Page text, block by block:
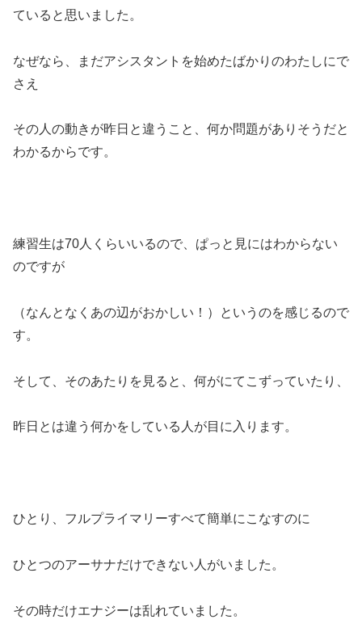
ていると思いました。
なぜなら、まだアシスタントを始めたばかりのわたしにで
さえ
その人の動きが昨日と違うこと、何か問題がありそうだと
わかるからです。
練習生は70人くらいいるので、ぱっと見にはわからない
のですが
（なんとなくあの辺がおかしい！）というのを感じるので
す。
そして、そのあたりを見ると、何がにてこずっていたり、
昨日とは違う何かをしている人が目に入ります。
ひとり、フルプライマリーすべて簡単にこなすのに
ひとつのアーサナだけできない人がいました。
その時だけエナジーは乱れていました。